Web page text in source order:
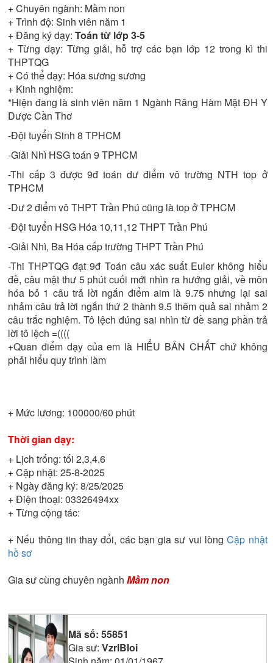
+ Chuyên ngành: Mầm non
+ Trình độ: Sinh viên năm 1
+ Đăng ký dạy: Toán từ lớp 3-5
+ Từng dạy: Từng giải, hỗ trợ các bạn lớp 12 trong kì thi
THPTQG
+ Có thể dạy: Hóa sương sương
+ Kinh nghiệm:
*Hiện đang là sinh viên năm 1 Ngành Răng Hàm Mặt ĐH Y
Dược Cần Thơ
-Đội tuyển Sinh 8 TPHCM
-Giải Nhì HSG toán 9 TPHCM
-Thi cấp 3 được 9đ toán dư điểm vô trường NTH top ở
TPHCM
-Dư 2 điểm vô THPT Trần Phú cũng là top ở TPHCM
-Đội tuyển HSG Hóa 10,11,12 THPT Trần Phú
-Giải Nhì, Ba Hóa cấp trường THPT Trần Phú
-Thi THPTQG đạt 9đ Toán câu xác suất Euler không hiểu
đề, câu mật thư 5 phút cuối mới nhìn ra hướng giải, về môn
hóa bỏ 1 câu trả lời ngắn điểm aim là 9.75 nhưng lại sai
nhảm câu trả lời ngắn thứ 2 thành 9.5 thêm quả sai nhảm 2
câu trắc nghiệm. Tô lệch đúng sai nhìn từ đề sang phần trả
lời tô lệch =((((
+Quan điểm dạy của em là HIỂU BẢN CHẤT chứ không
phải hiểu quy trình làm
+ Mức lương: 100000/60 phút
Thời gian dạy:
+ Lịch trống: tối 2,3,4,6
+ Cập nhật: 25-8-2025
+ Ngày đăng ký: 8/25/2025
+ Điện thoại: 03326494xx
+ Từng cộng tác:
+ Nếu thông tin thay đổi, các bạn gia sư vui lòngCập nhật
hồ sơ
Gia sư cùng chuyên ngành Mầm non
Mã số: 55851
Gia sư: VzrlBIoi